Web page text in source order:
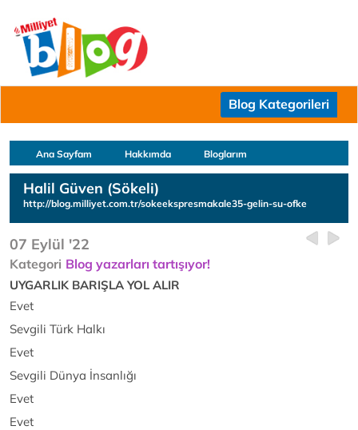
Blog Kategorileri
Ana Sayfam Hakkımda Bloglarım
Halil Güven (Sökeli)
http://blog.milliyet.com.tr/sokeekspresmakale35-gelin-su-ofke
07 Eylül '22
Kategori Blog yazarları tartışıyor!
UYGARLIK BARIŞLA YOL ALIR
Evet
Sevgili Türk Halkı
Evet
Sevgili Dünya İnsanlığı
Evet
Evet